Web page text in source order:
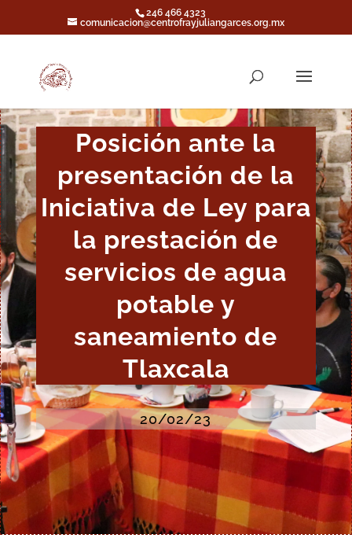
246 466 4323
comunicacion@centrofrayjuliangarces.org.mx
Posición ante la
presentación de la
Iniciativa de Ley para
la prestación de
servicios de agua
potable y
saneamiento de
Tlaxcala
20/02/23